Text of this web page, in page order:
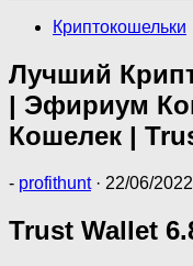
Криптокошельки
Лучший
| Эфириум
Кошелек |
- profithunt · 22/06/2022
Trust Wallet